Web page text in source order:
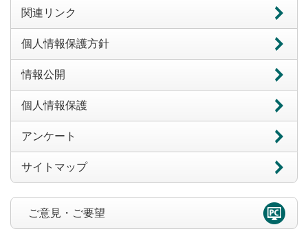
関連リンク
個人情報保護方針
情報公開
個人情報保護
アンケート
サイトマップ
ご意見・ご要望